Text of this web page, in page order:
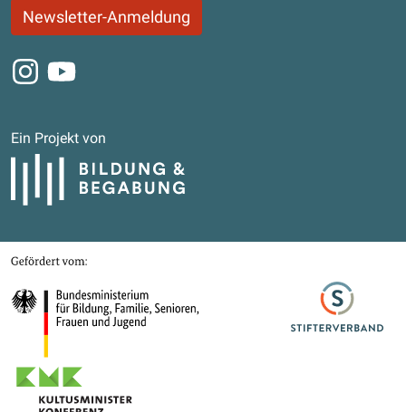
Newsletter-Anmeldung
Instagram
Youtube
Ein Projekt von
Bildung und Begabung
Gefördert von
Bundesministerium für Bildung, Familie, Senioren, Frauen und Jugend
Stifterverband
Kultusministerkonferenz